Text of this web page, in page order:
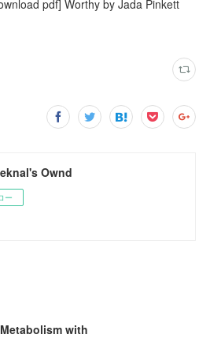
pdf] Worthy by Jada Pinkett
Ownd
ー
with